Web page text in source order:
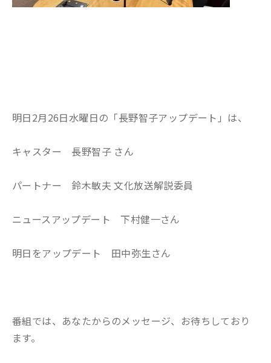
明日2月26日水曜日の「長野智子アップデート」は、
キャスター 長野智子 さん
パートナー 鈴木敏夫 文化放送解説委員
ニュースアップデート 下村健一さん
明日をアップデート 田中弥生さん
番組では、あなたからのメッセージ、お待ちしており
ます。